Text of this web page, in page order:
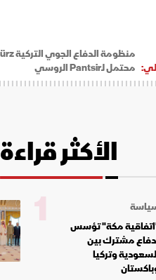
محتمل لـPantsir الروسي
الأكثر قراءة
مكة" تؤسس
مشترك بين
وتركيا
1